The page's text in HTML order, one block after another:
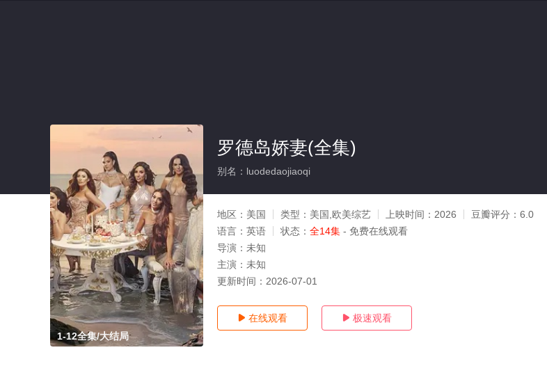
1-12全集/大结局
罗德岛娇妻(全集)
别名：luodedaojiaoqi
地区： 美国 类型： 美国,欧美综艺 上映时间： 2026 豆瓣评分： 6.0
语言： 英语 状态： 全14集 - 免费在线观看
导演： 未知
主演： 未知
更新时间： 2026-07-01
 在线观看  极速观看